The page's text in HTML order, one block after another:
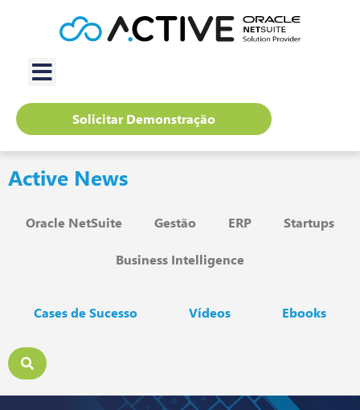
Solicitar Demonstração
Active News
Oracle NetSuite Gestão ERP Startups
Business Intelligence
Cases de Sucesso Vídeos Ebooks